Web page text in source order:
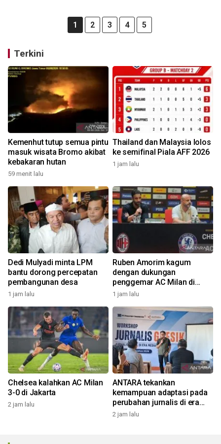
1 2 3 4 5
Terkini
Kemenhut tutup semua pintu
masuk wisata Bromo akibat
kebakaran hutan
59 menit lalu
Thailand dan Malaysia lolos
ke semifinal Piala AFF 2026
1 jam lalu
Dedi Mulyadi minta LPM
bantu dorong percepatan
pembangunan desa
1 jam lalu
Ruben Amorim kagum
dengan dukungan
penggemar AC Milan di
Indonesia
1 jam lalu
Chelsea kalahkan AC Milan
3-0 di Jakarta
2 jam lalu
ANTARA tekankan
kemampuan adaptasi pada
perubahan jurnalis di era
digital
2 jam lalu